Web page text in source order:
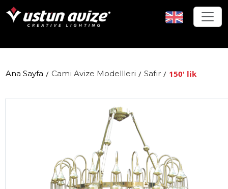
Ana Sayfa / Cami Avize Modellleri / Safir / 150' lik